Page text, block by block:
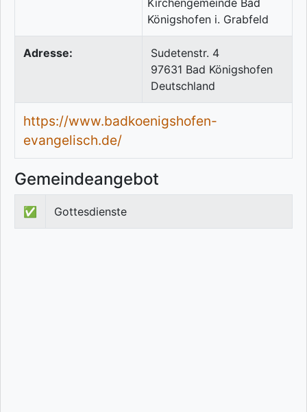
Adresse:
Sudetenstr. 4
97631 Bad Königshofen
Deutschland
https://www.badkoenigshofen-
evangelisch.de/
Gemeindeangebot
✅ Gottesdienste